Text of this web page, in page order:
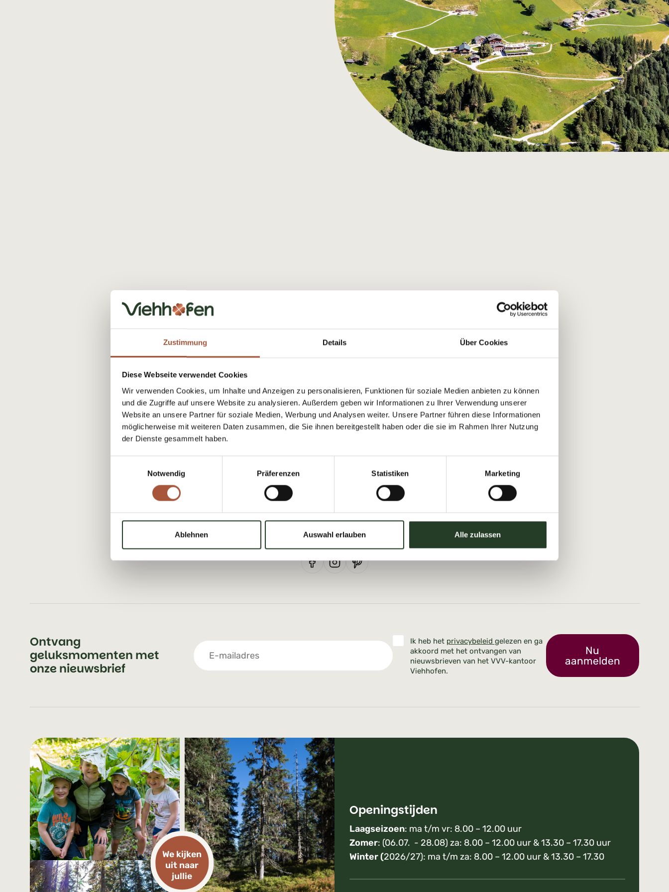
Zustimmung Details Über Cookies
Diese Webseite verwendet Cookies
Wir verwenden Cookies, um Inhalte und Anzeigen zu personalisieren, Funktionen für soziale Medien anbieten zu können
und die Zugriffe auf unsere Website zu analysieren. Außerdem geben wir Informationen zu Ihrer Verwendung unserer
Website an unsere Partner für soziale Medien, Werbung und Analysen weiter. Unsere Partner führen diese Informationen
möglicherweise mit weiteren Daten zusammen, die Sie ihnen bereitgestellt haben oder die sie im Rahmen Ihrer Nutzung
der Dienste gesammelt haben.
Notwendig
Präferenzen Statistiken Marketing
Ablehnen Auswahl erlauben Alle zulassen
Viehhofen - Info
Dorfplatz 1, A-5752 Viehhofen
Tel.: +43 6542 685 59
Ontvang
geluksmomenten met
onze nieuwsbrief
Ik heb het privacybeleid gelezen en ga
akkoord met het ontvangen van
nieuwsbrieven van het VVV-kantoor
Viehhofen.
Nu
aanmelden
We kijken
uit naar
jullie
Openingstijden
Laagseizoen: ma t/m vr: 8.00 – 12.00 uur
Zomer: (06.07. - 28.08) za: 8.00 – 12.00 uur & 13.30 – 17.30 uur
Winter (2026/27): ma t/m za: 8.00 – 12.00 uur & 13.30 – 17.30